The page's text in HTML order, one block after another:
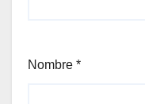
Nombre *